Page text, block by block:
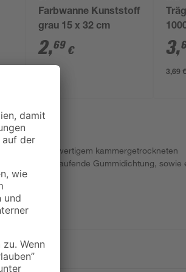
Farbwanne Kunststoff
grau 15 x 32 cm
2,69 € 3,
3,69
aus hochwertigem kammergetrockneten
umlaufende Gummidichtung, sowie